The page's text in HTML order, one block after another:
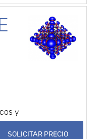
y
SOLICITAR PRECIO